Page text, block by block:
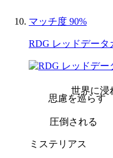
マッチ度 90%
RDG レッドデータ
ミステリアス
圧倒される
思慮を巡らす
世界に浸